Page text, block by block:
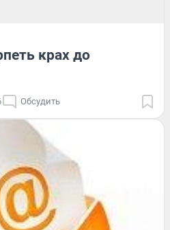
крах до
Обсудить